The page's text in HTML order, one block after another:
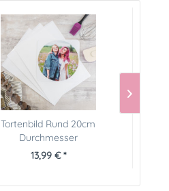
Tortenbild Rund 20cm
Durchmesser
13,99 € *